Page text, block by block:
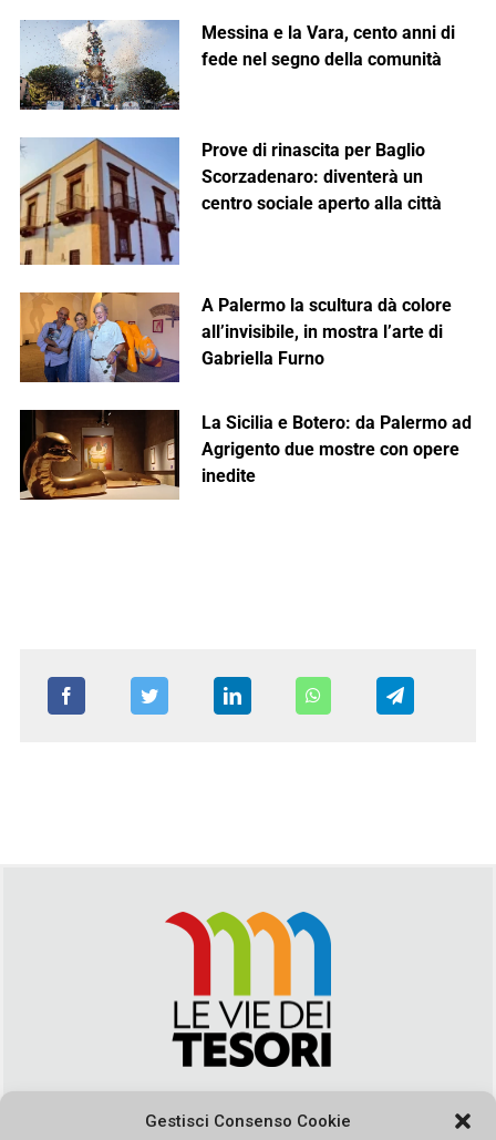
Gestisci Consenso Cookie
Messina e la Vara, cento anni di
fede nel segno della comunità
Prove di rinascita per Baglio
Scorzadenaro: diventerà un
centro sociale aperto alla città
A Palermo la scultura dà colore
all’invisibile, in mostra l’arte di
Gabriella Furno
La Sicilia e Botero: da Palermo ad
Agrigento due mostre con opere
inedite
segreteria@leviedeitesori.it